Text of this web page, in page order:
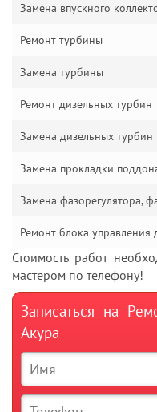
Замена впускного
Ремонт турбины
Замена турбины
Ремонт дизельных турбин
Замена дизельных турбин
Замена прокладки
Замена фазорегулятора,
Ремонт блока управления
Стоимость работ
мастером по телефону!
Записаться на
Акура